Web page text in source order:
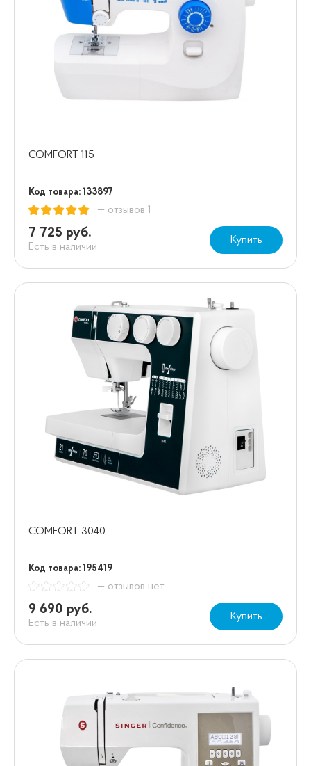
COMFORT 115
Код товара: 133897
— отзывов 1
7 725 руб.
Есть в наличии
Купить
COMFORT 3040
Код товара: 195419
— отзывов нет
9 690 руб.
Есть в наличии
Купить